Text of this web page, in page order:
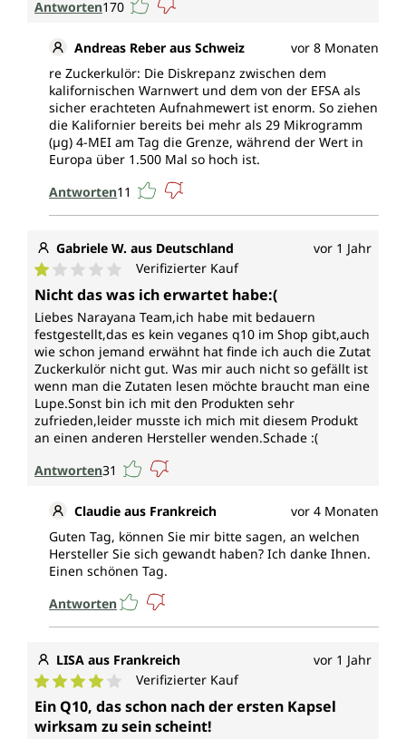
Antworten170
Andreas Reber aus Schweiz
vor 8 Monaten
re Zuckerkulör: Die Diskrepanz zwischen dem
kalifornischen Warnwert und dem von der EFSA als
sicher erachteten Aufnahmewert ist enorm. So ziehen
die Kalifornier bereits bei mehr als 29 Mikrogramm
(µg) 4-MEI am Tag die Grenze, während der Wert in
Europa über 1.500 Mal so hoch ist.
Antworten11
Gabriele W. aus Deutschland vor 1 Jahr
Durchschnittliche Bewertung von 1 von 5 Sternen
Verifizierter Kauf
Nicht das was ich erwartet habe:(
Liebes Narayana Team,ich habe mit bedauern
festgestellt,das es kein veganes q10 im Shop gibt,auch
wie schon jemand erwähnt hat finde ich auch die Zutat
Zuckerkulör nicht gut. Was mir auch nicht so gefällt ist
wenn man die Zutaten lesen möchte braucht man eine
Lupe.Sonst bin ich mit den Produkten sehr
zufrieden,leider musste ich mich mit diesem Produkt
an einen anderen Hersteller wenden.Schade :(
Antworten31
Claudie aus Frankreich
vor 4 Monaten
Guten Tag, können Sie mir bitte sagen, an welchen
Hersteller Sie sich gewandt haben? Ich danke Ihnen.
Einen schönen Tag.
Antworten
LISA aus Frankreich vor 1 Jahr
Durchschnittliche Bewertung von 4 von 5 Sternen
Verifizierter Kauf
Ein Q10, das schon nach der ersten Kapsel
wirksam zu sein scheint!